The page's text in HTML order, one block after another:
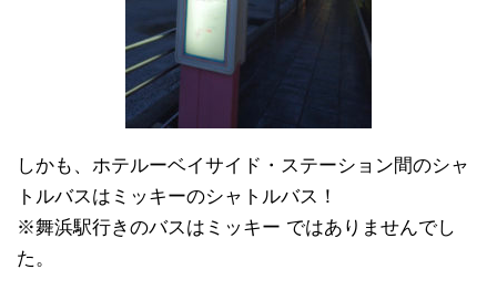
しかも、ホテルーベイサイド・ステーション間のシャ
トルバスはミッキーのシャトルバス！
※舞浜駅行きのバスはミッキー ではありませんでし
た。